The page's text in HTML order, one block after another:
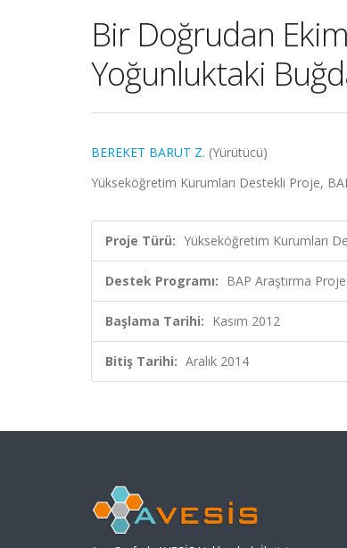
Bir Doğrudan Ekim
Yoğunluktaki
BEREKET BARUT Z. (Yürütücü)
Yükseköğretim Kurumları Destekli Proje,
Proje Türü: Yükseköğretim Kurumları
Destek Programı: BAP Araştırma
Başlama Tarihi: Kasım 2012
Bitiş Tarihi: Aralık 2014